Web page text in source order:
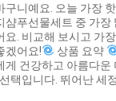
구니예요. 오늘 가장
샴푸선물세트 중 가장
요. 비교해 보시고 가
겠어요!
상품 요약
게 건강하고 아름다운
택입니다. 뛰어난 세